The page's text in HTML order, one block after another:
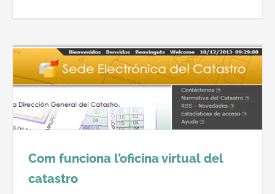
per
un
Com funciona l’oficina virtual del
catastro